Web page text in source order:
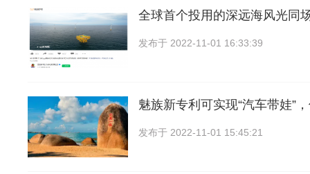
全球首个投用的深远海风光同
发布于 2022-11-01 16:33:39
魅族新专利可实现“汽车带娃”
发布于 2022-11-01 15:45:21